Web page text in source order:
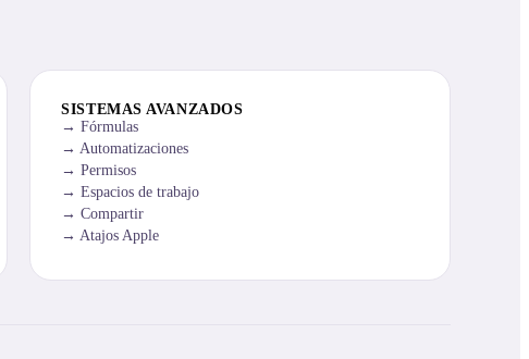
SISTEMAS AVANZADOS
Fórmulas
Automatizaciones
Permisos
Espacios de trabajo
Compartir
Atajos Apple